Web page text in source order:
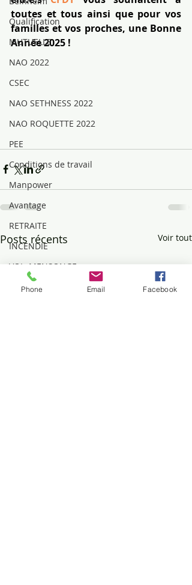
Qualification
MUTUELLE
NAO 2022
CSEC
NAO SETHNESS 2022
NAO ROQUETTE 2022
PEE
Conditions de travail
Manpower
Avantage
RETRAITE
INCENDIE
VOL, MENSONGE
Mouvements sociaux
toutes et tous ainsi que pour vos
familles et vos proches, une Bonne
Année 2025 !
Posts récents Voir tout
Phone Email Facebook